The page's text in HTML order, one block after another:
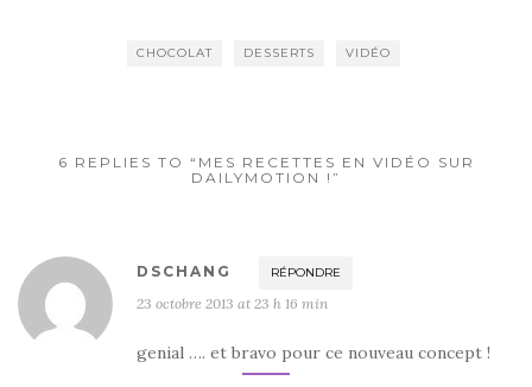
k
er
CHOCOLAT DESSERTS VIDÉO
6 REPLIES TO “MES RECETTES EN VIDÉO SUR
DAILYMOTION !”
DSCHANG RÉPONDRE
23 octobre 2013 at 23 h 16 min
genial …. et bravo pour ce nouveau concept !